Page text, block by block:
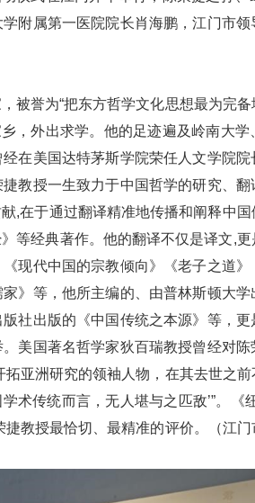
附属第一医院院长肖海鹏，江门市
被誉为“把东方哲学文化思想最为完
，外出求学。他的足迹遍及岭南大
在美国达特茅斯学院荣任人文学院院
教授一生致力于中国哲学的研究、
,在于通过翻译精准地传播和阐释中
等经典著作。他的翻译不仅是译文,
现代中国的宗教倾向》《老子之道》
》等，他所主编的、由普林斯顿大
社出版的《中国传统之本源》等，
美国著名哲学家狄百瑞教授曾经对陈
亚洲研究的领袖人物，在其去世之
术传统而言，无人堪与之匹敌’”。《
教授最恰切、最精准的评价。（江门